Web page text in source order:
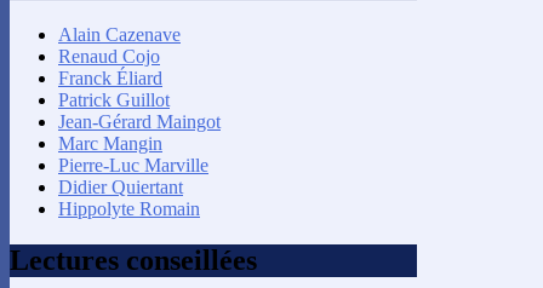
Alain Cazenave
Renaud Cojo
Franck Éliard
Patrick Guillot
Jean-Gérard Maingot
Marc Mangin
Pierre-Luc Marville
Didier Quiertant
Hippolyte Romain
Lectures conseillées